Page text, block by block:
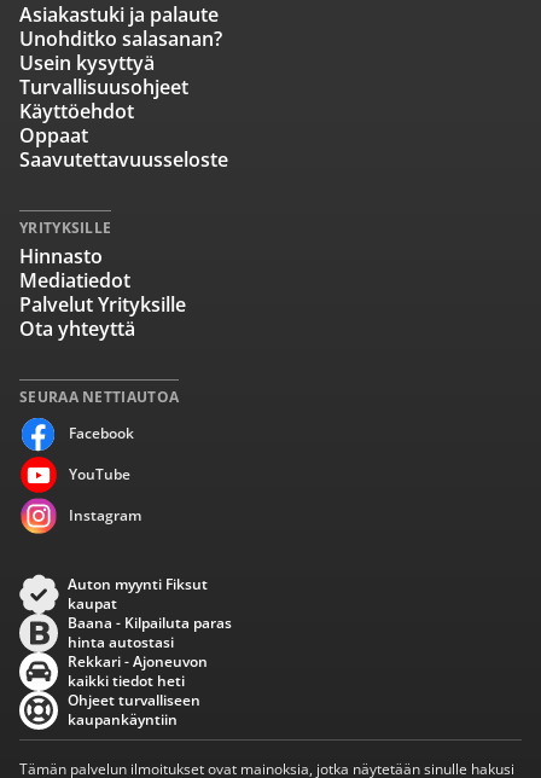
SEURAA NETTIAUTOA
Facebook
YouTube
Instagram
Asiakastuki ja palaute
Unohditko salasanan?
Usein kysyttyä
Turvallisuusohjeet
Käyttöehdot
Oppaat
Saavutettavuusseloste
YRITYKSILLE
Hinnasto
Mediatiedot
Palvelut Yrityksille
Ota yhteyttä
Auton myynti Fiksut
kaupat
Baana - Kilpailuta paras
hinta autostasi
Rekkari - Ajoneuvon
kaikki tiedot heti
Ohjeet turvalliseen
kaupankäyntiin
Tämän palvelun ilmoitukset ovat mainoksia, jotka näytetään sinulle hakusi